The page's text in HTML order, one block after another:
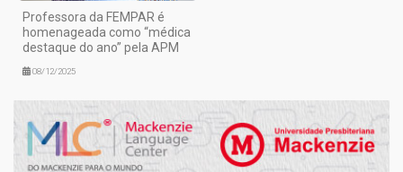
Professora da FEMPAR é
homenageada como “médica
destaque do ano” pela APM
08/12/2025